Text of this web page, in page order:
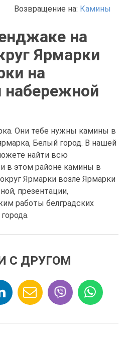
Возвращение на: Камины
на
Ярмарки
на
набережной
Они тебе нужны камины в
Белый город. В нашей
найти всю
в этом районе камины в
Ярмарки возле Ярмарки
презентации,
работы белградских
С ДРУГОМ